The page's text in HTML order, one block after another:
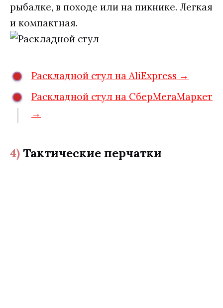
рыбалке, в походе или на пикнике. Легкая
и компактная.
Раскладной стул на AliExpress →
Раскладной стул на СберМегаМаркет
→
4) Тактические перчатки